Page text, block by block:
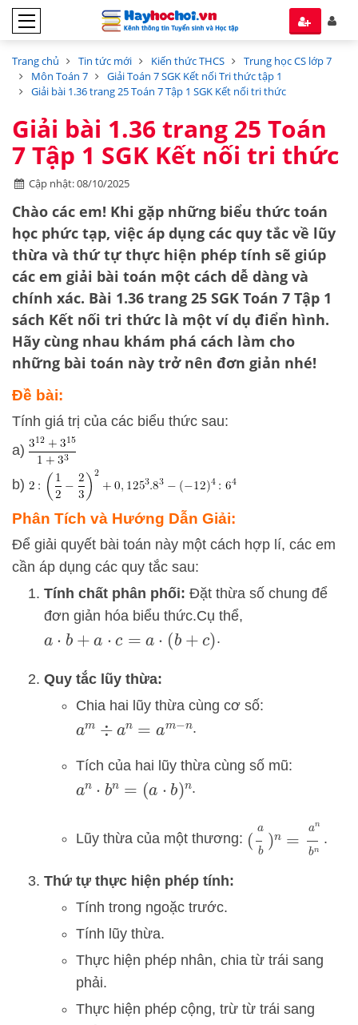
Trang chủ Tin tức mới Kiến thức THCS
Trung học CS lớp 7
Môn Toán 7
Giải Toán 7 SGK Kết nối Tri thức tập 1
Giải bài 1.36 trang 25 Toán 7 Tập 1 SGK Kết nối tri thức
Giải bài 1.36 trang 25 Toán
7 Tập 1 SGK Kết nối tri thức
Cập nhật: 08/10/2025
Chào các em! Khi gặp những biểu thức toán
học phức tạp, việc áp dụng các quy tắc về lũy
thừa và thứ tự thực hiện phép tính sẽ giúp
các em giải bài toán một cách dễ dàng và
chính xác. Bài 1.36 trang 25 SGK Toán 7 Tập 1
sách Kết nối tri thức là một ví dụ điển hình.
Hãy cùng nhau khám phá cách làm cho
những bài toán này trở nên đơn giản nhé!
Đề bài:
Tính giá trị của các biểu thức sau:
a)
b)
Phân Tích và Hướng Dẫn Giải:
Để giải quyết bài toán này một cách hợp lí, các em
cần áp dụng các quy tắc sau:
Tính chất phân phối: Đặt thừa số chung để
đơn giản hóa biểu thức.Cụ thể,
a ⋅b+a⋅c = a (b + c .
Quy tắc lũy thừa:
Chia hai lũy thừa cùng cơ số:
am ÷an=am−n .
Tích của hai lũy thừa cùng số mũ:
an ⋅ bn =(a⋅b ) n .
Lũy thừa của một thương: ( ab)n nb .
Thứ tự thực hiện phép tính:
Tính trong ngoặc trước.
Tính lũy thừa.
Thực hiện phép nhân, chia từ trái sang
phải.
Thực hiện phép cộng, trừ từ trái sang